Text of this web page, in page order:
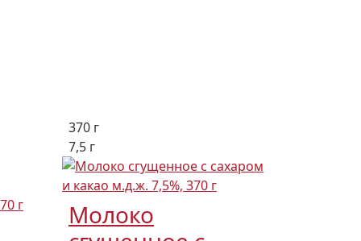
370 г
7,5 г
Молоко